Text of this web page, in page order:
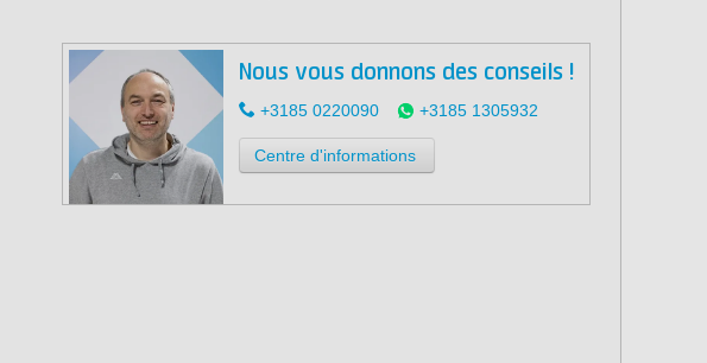
Nous vous donnons des conseils !
+3185 0220090 +3185 1305932
Centre d'informations